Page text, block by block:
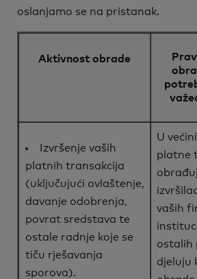
oslanjamo se na pristanak.
Aktivnost obrade
Izvršenje vaših
platnih transakcija
(uključujući ovlaštenje,
davanje odobrenja,
povrat sredstava te
ostale radnje koje se
tiču rješavanja
sporova).
U
platne
vaših
ostalih
djeluju